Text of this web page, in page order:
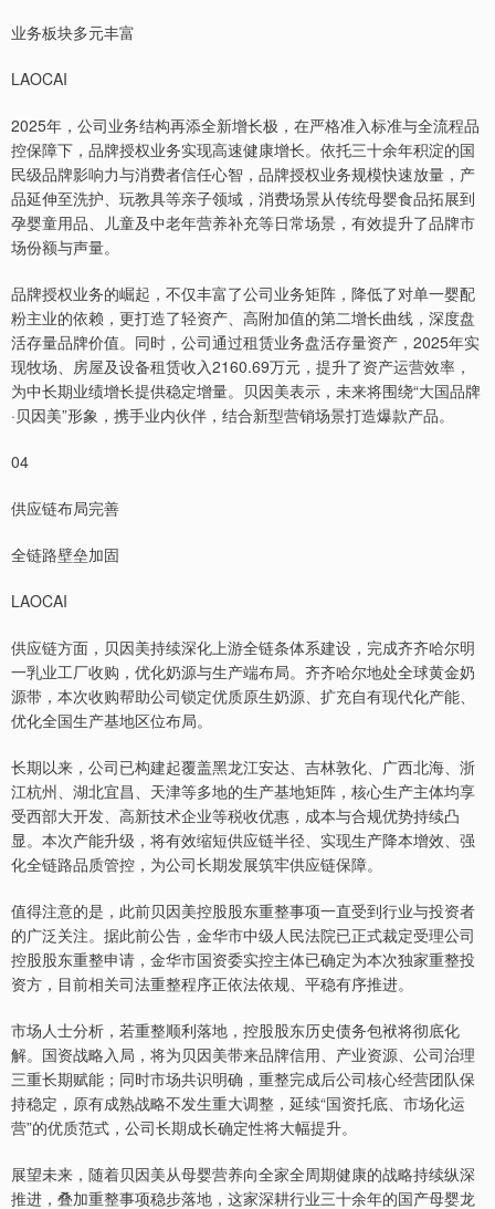
业务板块多元丰富
LAOCAI
2025年，公司业务结构再添全新增长极，在严格准入标准与全流程品
控保障下，品牌授权业务实现高速健康增长。依托三十余年积淀的国
民级品牌影响力与消费者信任心智，品牌授权业务规模快速放量，产
品延伸至洗护、玩教具等亲子领域，消费场景从传统母婴食品拓展到
孕婴童用品、儿童及中老年营养补充等日常场景，有效提升了品牌市
场份额与声量。
品牌授权业务的崛起，不仅丰富了公司业务矩阵，降低了对单一婴配
粉主业的依赖，更打造了轻资产、高附加值的第二增长曲线，深度盘
活存量品牌价值。同时，公司通过租赁业务盘活存量资产，2025年实
现牧场、房屋及设备租赁收入2160.69万元，提升了资产运营效率，
为中长期业绩增长提供稳定增量。贝因美表示，未来将围绕“大国品牌
·贝因美”形象，携手业内伙伴，结合新型营销场景打造爆款产品。
04
供应链布局完善
全链路壁垒加固
LAOCAI
供应链方面，贝因美持续深化上游全链条体系建设，完成齐齐哈尔明
一乳业工厂收购，优化奶源与生产端布局。齐齐哈尔地处全球黄金奶
源带，本次收购帮助公司锁定优质原生奶源、扩充自有现代化产能、
优化全国生产基地区位布局。
长期以来，公司已构建起覆盖黑龙江安达、吉林敦化、广西北海、浙
江杭州、湖北宜昌、天津等多地的生产基地矩阵，核心生产主体均享
受西部大开发、高新技术企业等税收优惠，成本与合规优势持续凸
显。本次产能升级，将有效缩短供应链半径、实现生产降本增效、强
化全链路品质管控，为公司长期发展筑牢供应链保障。
值得注意的是，此前贝因美控股股东重整事项一直受到行业与投资者
的广泛关注。据此前公告，金华市中级人民法院已正式裁定受理公司
控股股东重整申请，金华市国资委实控主体已确定为本次独家重整投
资方，目前相关司法重整程序正依法依规、平稳有序推进。
市场人士分析，若重整顺利落地，控股股东历史债务包袱将彻底化
解。国资战略入局，将为贝因美带来品牌信用、产业资源、公司治理
三重长期赋能；同时市场共识明确，重整完成后公司核心经营团队保
持稳定，原有成熟战略不发生重大调整，延续“国资托底、市场化运
营”的优质范式，公司长期成长确定性将大幅提升。
展望未来，随着贝因美从母婴营养向全家全周期健康的战略持续纵深
推进，叠加重整事项稳步落地，这家深耕行业三十余年的国产母婴龙